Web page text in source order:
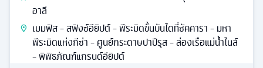
อาลี
เมมฟิส - สฟิงซ์อียิปต์ - พีระมิดขั้นบันไดที่ซัคคารา - มหา
พีระมิดแห่งกีซ่า - ศูนย์กระดาษปาปีรุส - ล่องเรือแม่น้ำไนล์
- พิพิธภัณฑ์แกรนด์อียิปต์